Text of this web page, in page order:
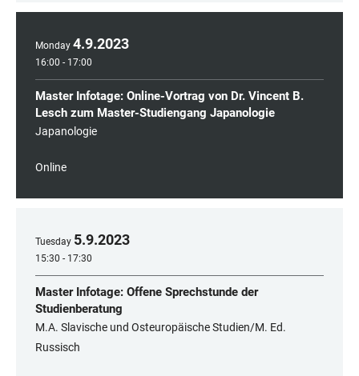
Monday 4.9.2023
16:00 - 17:00
Master Infotage: Online-Vortrag von Dr. Vincent B.
Lesch zum Master-Studiengang Japanologie
Japanologie
Online
Tuesday 5.9.2023
15:30 - 17:30
Master Infotage: Offene Sprechstunde der
Studienberatung
M.A. Slavische und Osteuropäische Studien/M. Ed.
Russisch